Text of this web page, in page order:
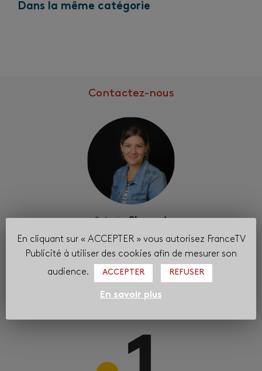
Dans la même catégorie
Contactez-nous
Solveig Chermat
FTPIO Boulogne
Les marques concernées
En cliquant sur « ACCEPTER » vous autorisez FranceTV
Publicité à utiliser des cookies afin de mesurer son
audience.
ACCEPTER REFUSER
En savoir plus